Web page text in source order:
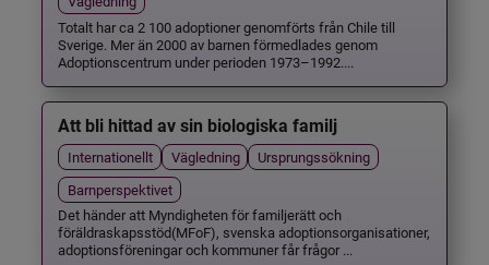
Totalt har ca 2 100 adoptioner genomförts från Chile till
Sverige. Mer än 2000 av barnen förmedlades genom
Adoptionscentrum under perioden 1973–1992....
Att bli hittad av sin biologiska familj
Internationellt Vägledning
Ursprungssökning
Barnperspektivet
Det händer att Myndigheten för familjerätt och
föräldraskapsstöd(MFoF), svenska adoptionsorganisationer,
adoptionsföreningar och kommuner får frågor ...